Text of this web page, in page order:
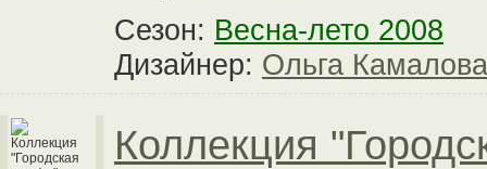
Сезон: Весна-лето 2008
Дизайнер: Ольга Камалова
Коллекция